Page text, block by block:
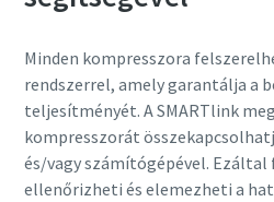
Minden kompresszora
rendszerrel, amely garantálja a
teljesítményét. A SMARTlink
kompresszorát
és/vagy számítógépével.
ellenőrizheti és elemezheti a